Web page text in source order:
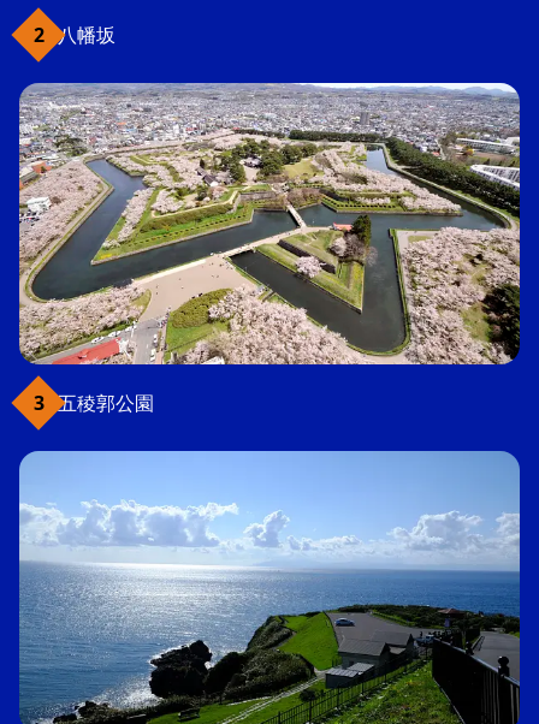
八幡坂
五稜郭公園